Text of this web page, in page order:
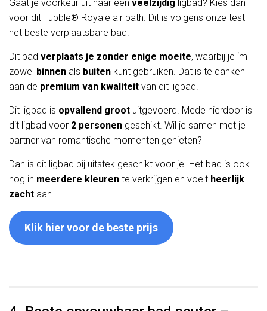
Gaat je voorkeur uit naar een veelzijdig ligbad? Kies dan
voor dit Tubble® Royale air bath. Dit is volgens onze test
het beste verplaatsbare bad.
Dit bad verplaats je zonder enige moeite, waarbij je ‘m
zowel binnen als buiten kunt gebruiken. Dat is te danken
aan de premium van kwaliteit van dit ligbad.
Dit ligbad is opvallend groot uitgevoerd. Mede hierdoor is
dit ligbad voor 2 personen geschikt. Wil je samen met je
partner van romantische momenten genieten?
Dan is dit ligbad bij uitstek geschikt voor je. Het bad is ook
nog in meerdere kleuren te verkrijgen en voelt heerlijk
zacht aan.
Klik hier voor de beste prijs